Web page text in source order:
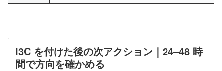
I3C を付けた後の次アクション｜24–48 時
間で方向を確かめる